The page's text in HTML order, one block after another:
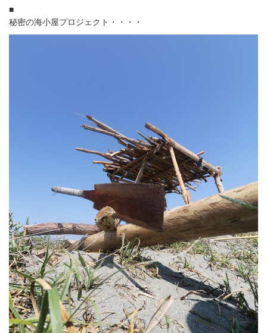
■
秘密の海小屋プロジェクト・・・・